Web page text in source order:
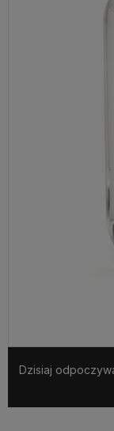
Dzisiaj